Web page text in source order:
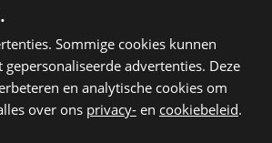
Sommige cookies kunnen
advertenties. Deze
en analytische cookies om
over ons privacy- en cookiebeleid.